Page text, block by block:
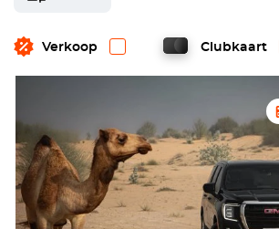
Verkoop Clubkaart